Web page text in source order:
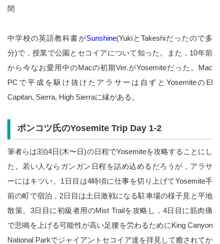
間
中学校の英語教科書がSunshine(YukiとTakeshiだったので多
分)で，授業で公園とセコイアについて知った。また，10年前
から今なお愛用中のMacの初期Ver.がYosemiteだった。Mac
PCで平成を駆け抜けたアラサーは自ずとYosemiteのEl
Capitan, Sierra, High Sierraに縁がある。
ポンコツ氏のYosemite Trip Day 1-2
筆者らは3泊4日(木〜日)の日程でYosemiteを攻略することにし
た。若い人ならガンガン日程を詰め込めるだろうが，アラサ
ーにはキツい。1日目は4時頃に仕事を切り上げてYosemite手
前の町で宿泊，2日目は土日激戦になる駐車場の様子見と平地
散策。3日目に初級者用のMist Trailを攻略し，4日目に筋肉痛
で悲鳴を上げる可能性が高い足腰を労わるためにKing Canyon
National Parkでジャイアントセコイア達を拝見して癒されてか